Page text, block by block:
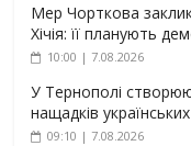
Мер Чорткова
Хічія: її планують
10:00 | 7.08.2026
У Тернополі
нащадків
09:10 | 7.08.2026